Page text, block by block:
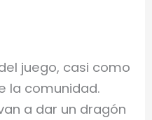
juego, casi como
la comunidad.
a dar un dragón